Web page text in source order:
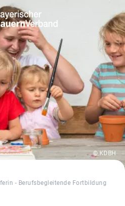
© KDBH
- Berufsbegleitende Fortbildung